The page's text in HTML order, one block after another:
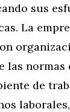
sus
La
las normas
de